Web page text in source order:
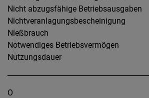
Nicht abzugsfähige Betriebsausgaben
Nichtveranlagungsbescheinigung
Nießbrauch
Notwendiges Betriebsvermögen
Nutzungsdauer
O